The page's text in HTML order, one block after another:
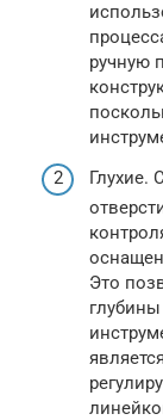
ручную
Глухие.
Это